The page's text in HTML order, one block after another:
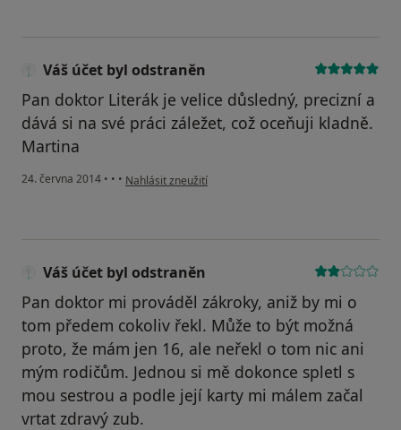
Váš účet byl odstraněn
Pan doktor Literák je velice důsledný, precizní a
dává si na své práci záležet, což oceňuji kladně.
Martina
24. června 2014 • • • podle názoru uživatele Váš účet byl odstraněn
Nahlásit zneužití
Váš účet byl odstraněn
Pan doktor mi prováděl zákroky, aniž by mi o
tom předem cokoliv řekl. Může to být možná
proto, že mám jen 16, ale neřekl o tom nic ani
mým rodičům. Jednou si mě dokonce spletl s
mou sestrou a podle její karty mi málem začal
vrtat zdravý zub.